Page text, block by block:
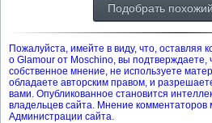
Подобрать
Пожалуйста, имейте в виду, что, оставляя
о Glamour от Moschino, вы подтверждаете,
собственное мнение, не используете
обладаете авторским правом, и
вами. Опубликованное становится
владельцев сайта. Мнение
Администрации сайта.